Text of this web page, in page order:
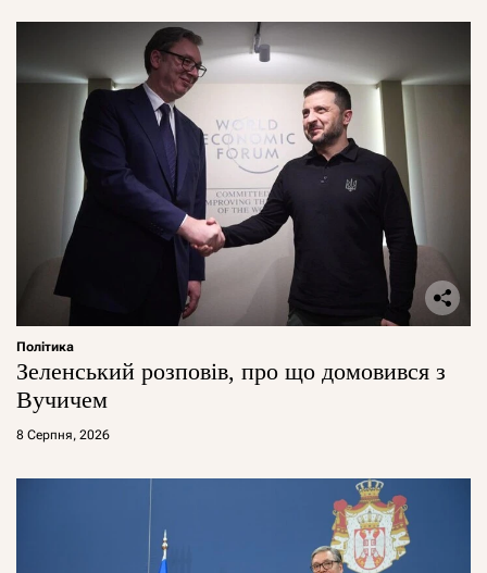
Політика
Зеленський розповів, про що домовився з
Вучичем
8 Серпня, 2026